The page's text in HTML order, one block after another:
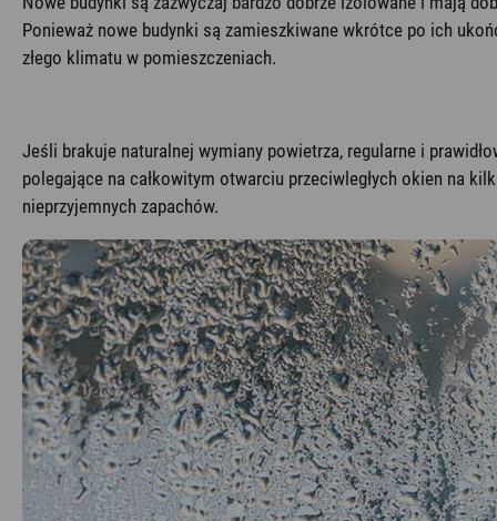
Ponieważ nowe budynki są zamieszkiwane wkrótce po ich
złego klimatu w pomieszczeniach.
Jeśli brakuje naturalnej wymiany powietrza, regularne i
polegające na całkowitym otwarciu przeciwległych okien na
nieprzyjemnych zapachów.